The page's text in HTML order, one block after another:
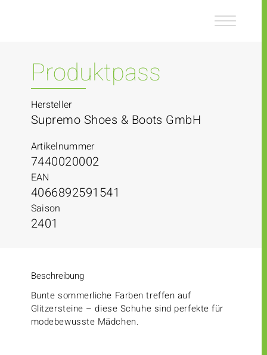
Produktpass
Hersteller
Supremo Shoes & Boots GmbH
Artikelnummer
7440020002
EAN
4066892591541
Saison
2401
Beschreibung
Bunte sommerliche Farben treffen auf
Glitzersteine – diese Schuhe sind perfekte für
modebewusste Mädchen.